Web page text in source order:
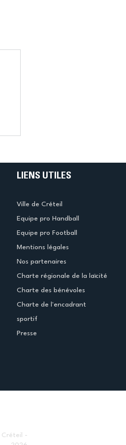
LIENS UTILES
Ville de Créteil
Equipe pro Handball
Equipe pro Football
Mentions légales
Nos partenaires
Charte régionale de la laïcité
Charte des bénévoles
Charte de l'encadrant
sportif
Presse
Créteil -